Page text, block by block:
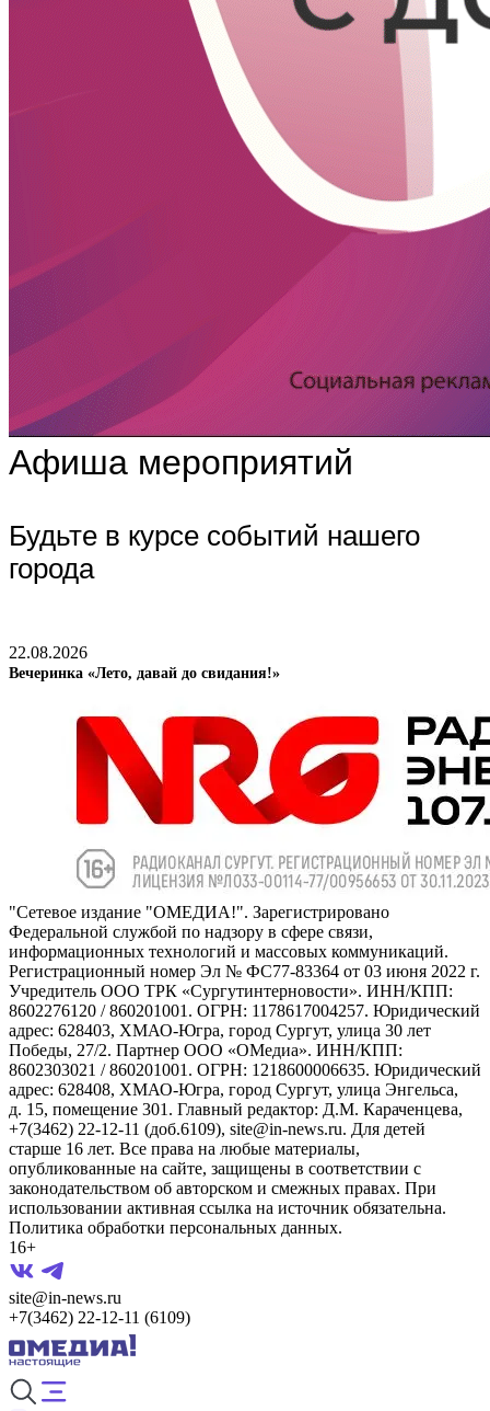
Афиша мероприятий
Будьте в курсе событий нашего
города
22.08.2026
Вечеринка «Лето, давай до свидания!»
"Сетевое издание "ОМЕДИА!". Зарегистрировано
Федеральной службой по надзору в сфере связи,
информационных технологий и массовых коммуникаций.
Регистрационный номер Эл № ФС77-83364 от 03 июня 2022 г.
Учредитель ООО ТРК «Сургутинтерновости». ИНН/КПП:
8602276120 / 860201001. ОГРН: 1178617004257. Юридический
адрес: 628403, ХМАО-Югра, город Сургут, улица 30 лет
Победы, 27/2. Партнер ООО «ОМедиа». ИНН/КПП:
8602303021 / 860201001. ОГРН: 1218600006635. Юридический
адрес: 628408, ХМАО-Югра, город Сургут, улица Энгельса,
д. 15, помещение 301. Главный редактор: Д.М. Караченцева,
+7(3462) 22-12-11 (доб.6109), site@in-news.ru. Для детей
старше 16 лет. Все права на любые материалы,
опубликованные на сайте, защищены в соответствии с
законодательством об авторском и смежных правах. При
использовании активная ссылка на источник обязательна.
Политика обработки персональных данных.
16+
site@in-news.ru
+7(3462) 22-12-11 (6109)